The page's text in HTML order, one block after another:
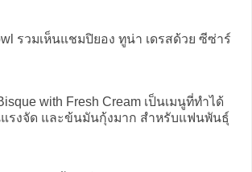
รวมเห็นแชมปิยอง ทูน่า เดรสด้วย ซีซ่าร์
with Fresh Cream เป็นเมนูที่ทำได้
รงจัด และข้นมันกุ้งมาก สำหรับแฟนพันธุ์